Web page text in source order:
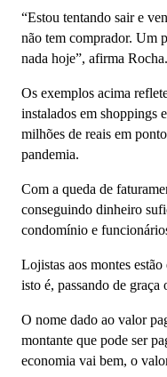
“Estou tentando sair e
não tem comprador. Um
nada hoje”, afirma Rocha.
Os exemplos acima
instalados em shoppings
milhões de reais em
pandemia.
Com a queda de
conseguindo dinheiro
condomínio e
Lojistas aos montes
isto é, passando de
O nome dado ao valor
montante que pode ser
economia vai bem, o